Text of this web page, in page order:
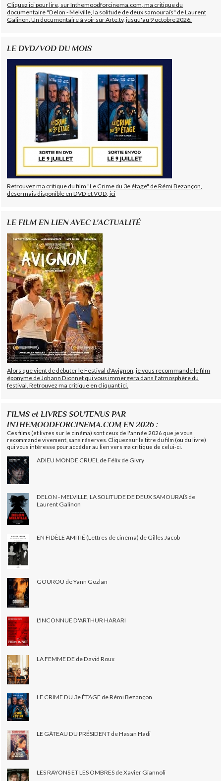
Cliquez ici pour lire, sur Inthemoodforcinema.com, ma critique du
documentaire "Delon - Melville, la solitude de deux samouraïs" de Laurent
Galinon. Un documentaire à voir sur Arte.tv, jusqu'au 9 octobre 2026.
LE DVD/VOD DU MOIS
Retrouvez ma critique du film "Le Crime du 3e étage" de Rémi Bezançon,
désormais disponible en DVD et VOD, ici
LE FILM EN LIEN AVEC L'ACTUALITÉ
Alors que vient de débuter le Festival d'Avignon, je vous recommande le film
éponyme de Johann Dionnet qui vous immergera dans l'atmosphère du
festival. Retrouvez ma critique en cliquant ici.
FILMS et LIVRES SOUTENUS PAR
INTHEMOODFORCINEMA.COM EN 2026 :
Ces films (et livres sur le cinéma) sont ceux de l'année 2026 que je vous
recommande vivement, sans réserves. Cliquez sur le titre du film (ou du livre)
qui vous intéresse pour accéder au lien vers ma critique de celui-ci.
ADIEU MONDE CRUEL de Félix de Givry
DELON - MELVILLE, LA SOLITUDE DE DEUX SAMOURAÏS de
Laurent Galinon
EN FIDÈLE AMITIÉ (Lettres de cinéma) de Gilles Jacob
GOUROU de Yann Gozlan
L'INCONNUE D'ARTHUR HARARI
LA FEMME DE de David Roux
LE CRIME DU 3e ÉTAGE de Rémi Bezançon
LE GÂTEAU DU PRÉSIDENT de Hasan Hadi
LES RAYONS ET LES OMBRES de Xavier Giannoli